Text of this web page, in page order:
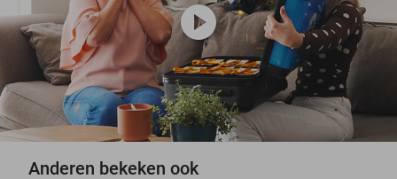
play_circle
Anderen bekeken ook